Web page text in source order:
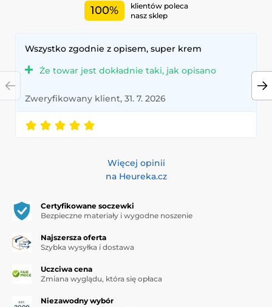
100%
klientów poleca
nasz sklep
Wszystko zgodnie z opisem, super krem
Że towar jest dokładnie taki, jak opisano
Zweryfikowany klient, 31. 7. 2026
Więcej opinii
na Heureka.cz
Certyfikowane soczewki
Bezpieczne materiały i wygodne noszenie
Najszersza oferta
Szybka wysyłka i dostawa
Uczciwa cena
Zmiana wyglądu, która się opłaca
Niezawodny wybór